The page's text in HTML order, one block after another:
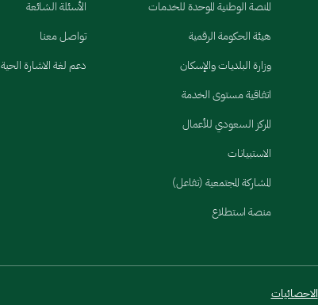
المنصة الوطنية الموحدة للخدمات
هيئة الحكومة الرقمية
وزارة البلديات والإسكان
اتفاقية مستوى الخدمة
المركز السعودي للأعمال
الاستبيانات
المشاركة المجتمعية (تفاعل)
منصة استطلاع
الأسئلة الشائعة
تواصل معنا
دعم لغة الاشارة الحية
الاحصائيات